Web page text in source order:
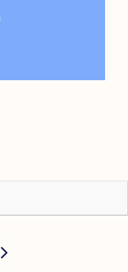
次